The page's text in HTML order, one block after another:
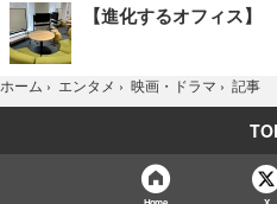
【進化するオフィス】
ホーム › エンタメ › 映画・ドラマ › 記事